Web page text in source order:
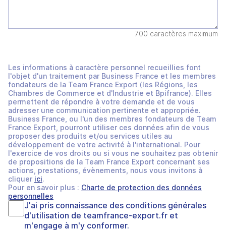
700 caractères maximum
Les informations à caractère personnel recueillies font
l'objet d'un traitement par Business France et les membres
fondateurs de la Team France Export (les Régions, les
Chambres de Commerce et d'Industrie et Bpifrance). Elles
permettent de répondre à votre demande et de vous
adresser une communication pertinente et appropriée.
Business France, ou l'un des membres fondateurs de Team
France Export, pourront utiliser ces données afin de vous
proposer des produits et/ou services utiles au
développement de votre activité à l'international. Pour
l'exercice de vos droits ou si vous ne souhaitez pas obtenir
de propositions de la Team France Export concernant ses
actions, prestations, évènements, nous vous invitons à
cliquer ici.
Pour en savoir plus : Charte de protection des données
personnelles
J'ai pris connaissance des conditions générales
d'utilisation de teamfrance-export.fr et
m'engage à m'y conformer.